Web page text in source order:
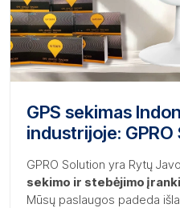
GPS sekimas
industrijoje:
GPRO Solution yra Rytų
sekimo ir stebėjimo
Mūsų paslaugos padeda